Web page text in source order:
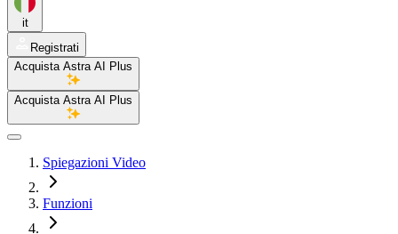
it
Registrati
Acquista Astra AI Plus
Acquista Astra AI Plus
Spiegazioni Video
Funzioni